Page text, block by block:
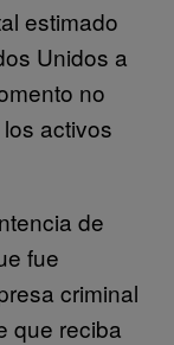
estimado
Unidos a
no
activos
de
fue
criminal
que reciba